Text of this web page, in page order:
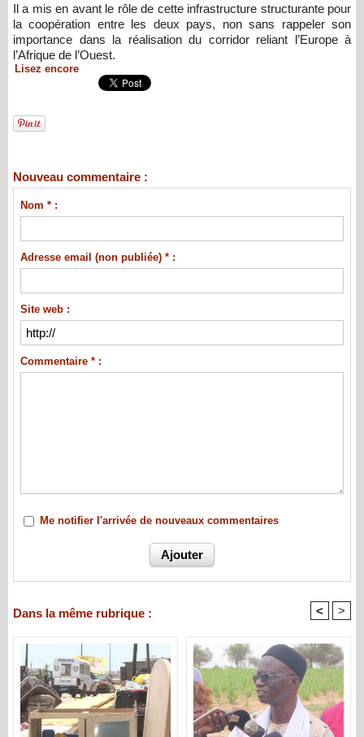
Il a mis en avant le rôle de cette infrastructure structurante pour
la coopération entre les deux pays, non sans rappeler son
importance dans la réalisation du corridor reliant l’Europe à
l’Afrique de l’Ouest.
Lisez encore
Nouveau commentaire :
Nom * :
Adresse email (non publiée) * :
Site web :
Commentaire * :
Me notifier l'arrivée de nouveaux commentaires
Dans la même rubrique : < >